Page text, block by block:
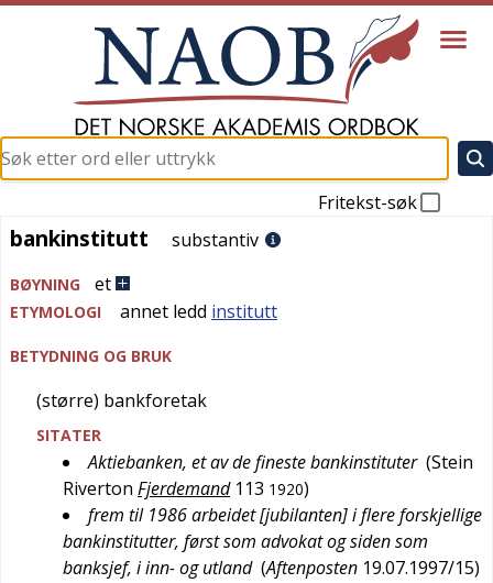
Fritekst-søk
bankinstitutt
bankinstitutt substantiv
BØYNING et
ETYMOLOGI annet ledd institutt
BETYDNING OG BRUK
(større) bankforetak
SITATER
Aktiebanken, et av de fineste bankinstituter (Stein
Riverton Fjerdemand 113 1920)
frem til 1986 arbeidet [jubilanten] i flere forskjellige
bankinstitutter, først som advokat og siden som
banksjef, i inn- og utland (Aftenposten 19.07.1997/15)